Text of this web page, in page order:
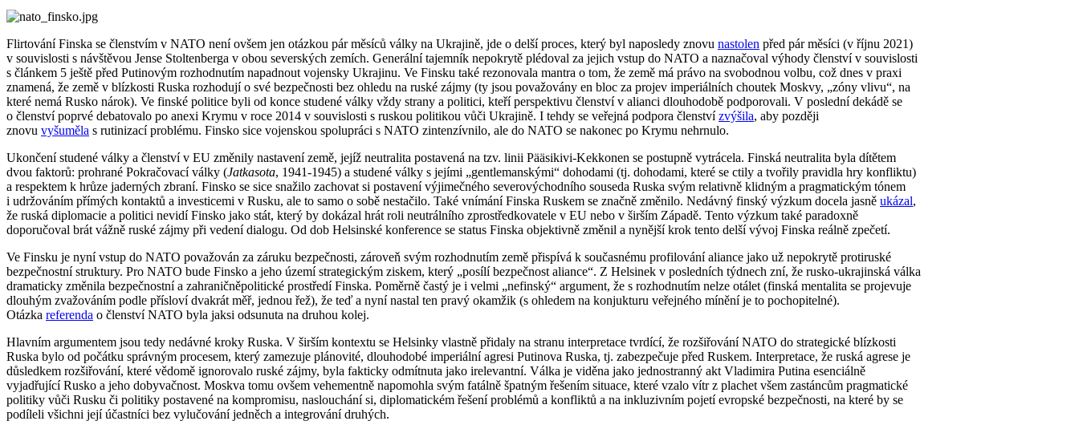
Flirtování Finska se členstvím v NATO není ovšem jen otázkou pár měsíců války na Ukrajině, jde o delší proces, který byl naposledy znovu nastolen před pár měsíci (v říjnu 2021)
v souvislosti s návštěvou Jense Stoltenberga v obou severských zemích. Generální tajemník nepokrytě plédoval za jejich vstup do NATO a naznačoval výhody členství v souvislosti
s článkem 5 ještě před Putinovým rozhodnutím napadnout vojensky Ukrajinu. Ve Finsku také rezonovala mantra o tom, že země má právo na svobodnou volbu, což dnes v praxi
znamená, že země v blízkosti Ruska rozhodují o své bezpečnosti bez ohledu na ruské zájmy (ty jsou považovány en bloc za projev imperiálních choutek Moskvy, „zóny vlivu“, na
které nemá Rusko nárok). Ve finské politice byli od konce studené války vždy strany a politici, kteří perspektivu členství v alianci dlouhodobě podporovali. V poslední dekádě se
o členství poprvé debatovalo po anexi Krymu v roce 2014 v souvislosti s ruskou politikou vůči Ukrajině. I tehdy se veřejná podpora členstvízvýšila, aby později
znovu vyšuměla s rutinizací problému. Finsko sice vojenskou spolupráci s NATO zintenzívnilo, ale do NATO se nakonec po Krymu nehrnulo.
Ukončení studené války a členství v EU změnily nastavení země, jejíž neutralita postavená na tzv. linii Pääsikivi-Kekkonen se postupně vytrácela. Finská neutralita byla dítětem
dvou faktorů: prohrané Pokračovací války (Jatkasota, 1941-1945) a studené války s jejími „gentlemanskými“ dohodami (tj. dohodami, které se ctily a tvořily pravidla hry konfliktu)
a respektem k hrůze jaderných zbraní. Finsko se sice snažilo zachovat si postavení výjimečného severovýchodního souseda Ruska svým relativně klidným a pragmatickým tónem
i udržováním přímých kontaktů a investicemi v Rusku, ale to samo o sobě nestačilo. Také vnímání Finska Ruskem se značně změnilo. Nedávný finský výzkum docela jasně ukázal,
že ruská diplomacie a politici nevidí Finsko jako stát, který by dokázal hrát roli neutrálního zprostředkovatele v EU nebo v širším Západě. Tento výzkum také paradoxně
doporučoval brát vážně ruské zájmy při vedení dialogu. Od dob Helsinské konference se status Finska objektivně změnil a nynější krok tento delší vývoj Finska reálně zpečetí.
Ve Finsku je nyní vstup do NATO považován za záruku bezpečnosti, zároveň svým rozhodnutím země přispívá k současnému profilování aliance jako už nepokrytě protiruské
bezpečnostní struktury. Pro NATO bude Finsko a jeho území strategickým ziskem, který „posílí bezpečnost aliance“. Z Helsinek v posledních týdnech zní, že rusko-ukrajinská válka
dramaticky změnila bezpečnostní a zahraničněpolitické prostředí Finska. Poměrně častý je i velmi „nefinský“ argument, že s rozhodnutím nelze otálet (finská mentalita se projevuje
dlouhým zvažováním podle přísloví dvakrát měř, jednou řež), že teď a nyní nastal ten pravý okamžik (s ohledem na konjukturu veřejného mínění je to pochopitelné).
Otázka referenda o členství NATO byla jaksi odsunuta na druhou kolej.
Hlavním argumentem jsou tedy nedávné kroky Ruska. V širším kontextu se Helsinky vlastně přidaly na stranu interpretace tvrdící, že rozšiřování NATO do strategické blízkosti
Ruska bylo od počátku správným procesem, který zamezuje plánovité, dlouhodobé imperiální agresi Putinova Ruska, tj. zabezpečuje před Ruskem. Interpretace, že ruská agrese je
důsledkem rozšiřování, které vědomě ignorovalo ruské zájmy, byla fakticky odmítnuta jako irelevantní. Válka je viděna jako jednostranný akt Vladimira Putina esenciálně
vyjadřující Rusko a jeho dobyvačnost. Moskva tomu ovšem vehementně napomohla svým fatálně špatným řešením situace, které vzalo vítr z plachet všem zastáncům pragmatické
politiky vůči Rusku či politiky postavené na kompromisu, naslouchání si, diplomatickém řešení problémů a konfliktů a na inkluzivním pojetí evropské bezpečnosti, na které by se
podíleli všichni její účastníci bez vylučování jedněch a integrování druhých.